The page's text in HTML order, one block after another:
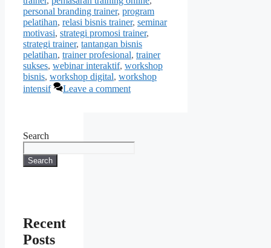
personal branding trainer, program
pelatihan, relasi bisnis trainer, seminar
motivasi, strategi promosi trainer,
strategi trainer, tantangan bisnis
pelatihan, trainer profesional, trainer
sukses, webinar interaktif, workshop
bisnis, workshop digital, workshop
intensif
Leave a comment
Search
Search
Recent
Posts